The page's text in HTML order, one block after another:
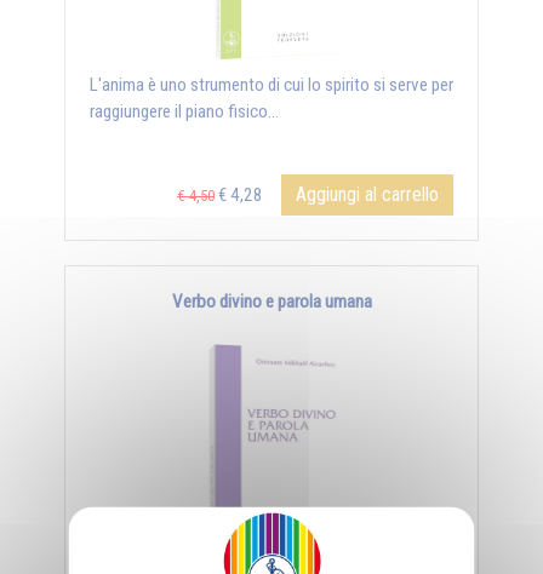
L'anima è uno strumento di cui lo spirito si serve per
raggiungere il piano fisico...
€ 4,50 € 4,28 Aggiungi al carrello
Verbo divino e parola umana